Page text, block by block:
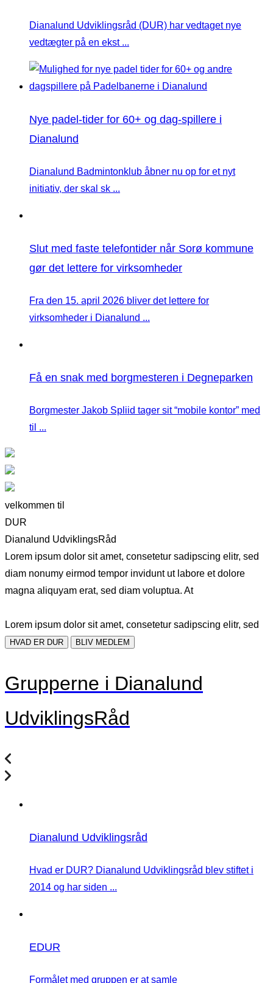
Dianalund Udviklingsråd (DUR) har vedtaget nye
vedtægter på en ekst ...
Nye padel-tider for 60+ og dag-spillere i
Dianalund
Dianalund Badmintonklub åbner nu op for et nyt
initiativ, der skal sk ...
Slut med faste telefontider når Sorø kommune
gør det lettere for virksomheder
Fra den 15. april 2026 bliver det lettere for
virksomheder i Dianalund ...
Få en snak med borgmesteren i Degneparken
Borgmester Jakob Spliid tager sit “mobile kontor” med
til ...
velkommen til
DUR
Dianalund UdviklingsRåd
Lorem ipsum dolor sit amet, consetetur sadipscing elitr, sed
diam nonumy eirmod tempor invidunt ut labore et dolore
magna aliquyam erat, sed diam voluptua. At
Lorem ipsum dolor sit amet, consetetur sadipscing elitr, sed
HVAD ER DUR BLIV MEDLEM
Grupperne i Dianalund
UdviklingsRåd
Dianalund Udviklingsråd
Hvad er DUR? Dianalund Udviklingsråd blev stiftet i
2014 og har siden ...
EDUR
Formålet med gruppen er at samle